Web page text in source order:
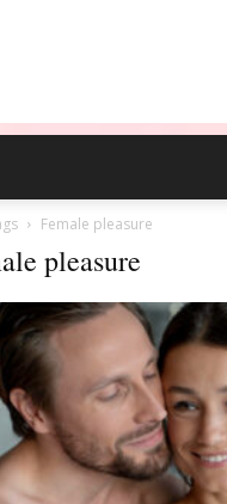
Female pleasure
pleasure